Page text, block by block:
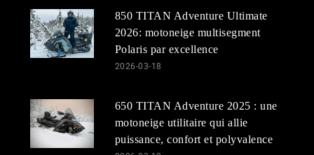
850 TITAN Adventure Ultimate
2026: motoneige multisegment
Polaris par excellence
2026-03-18
650 TITAN Adventure 2025 : une
motoneige utilitaire qui allie
puissance, confort et polyvalence